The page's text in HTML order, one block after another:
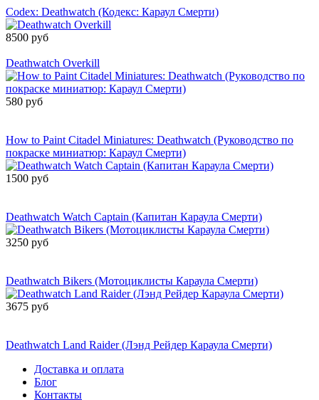
Codex: Deathwatch (Кодекс: Караул Смерти)
8500 руб
Deathwatch Overkill
580 руб
How to Paint Citadel Miniatures: Deathwatch (Руководство по
покраске миниатюр: Караул Смерти)
1500 руб
Deathwatch Watch Captain (Капитан Караула Смерти)
3250 руб
Deathwatch Bikers (Мотоциклисты Караула Смерти)
3675 руб
Deathwatch Land Raider (Лэнд Рейдер Караула Смерти)
Доставка и оплата
Блог
Контакты